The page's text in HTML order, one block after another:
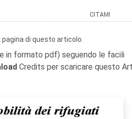
CITAMI
di questo articolo.
in formato pdf) seguendo le facili
Credits per scaricare questo